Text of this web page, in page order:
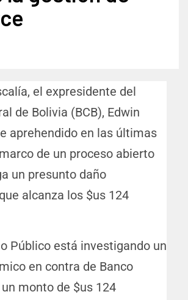
el expresidente del
de Bolivia (BCB), Edwin
aprehendido en las últimas
de un proceso abierto
un presunto daño
alcanza los $us 124
Público está investigando un
en contra de Banco
monto de $us 124